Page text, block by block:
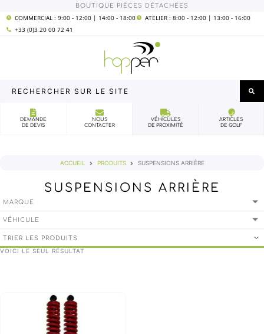
au
contenu
BOUTIQUE PIÈCES DÉTACHÉES
COMMERCIAL : 9:00 - 12:00 | 14:00 - 18:00
ATELIER : 8:00 - 12:00 | 13:00 - 16:00
+33 (0)3 20 00 72 41
Rechercher
DEMANDE
DE DEVIS
NOUS
CONTACTER
VÉHICULES
DE PROXIMITÉ
ARTICLES
DE GOLF
ACCUEIL PRODUITS SUSPENSIONS ARRIÈRE
SUSPENSIONS ARRIÈRE
MARQUE
VÉHICULE
VOICI LE SEUL RÉSULTAT